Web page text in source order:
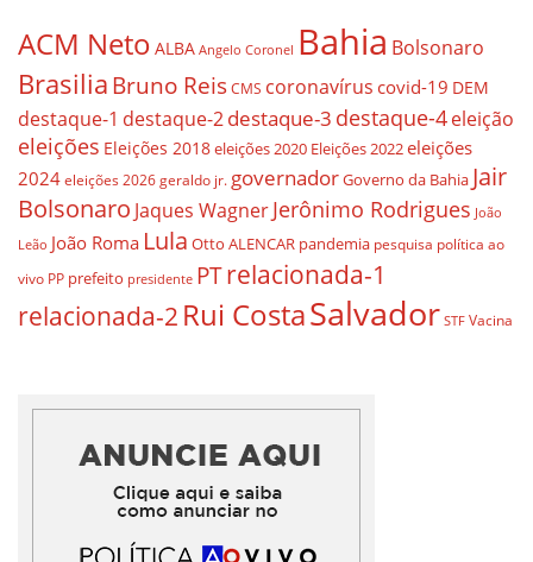
ACM Neto ALBA Angelo Coronel Bahia Bolsonaro
BrasiliaBruno ReisCMS coronavírus covid-19 DEM
destaque-1 destaque-2destaque-3 destaque-4eleição
eleições Eleições 2018eleições 2020 Eleições 2022eleições
2024 eleições 2026 geraldo jr. governadorGoverno da Bahia Jair
Bolsonaro Jaques WagnerJerônimo Rodrigues João
Leão João Roma Lula Otto ALENCAR pandemia pesquisa política ao
vivo PP prefeito presidente PTrelacionada-1
relacionada-2 Rui CostaSalvador STF Vacina